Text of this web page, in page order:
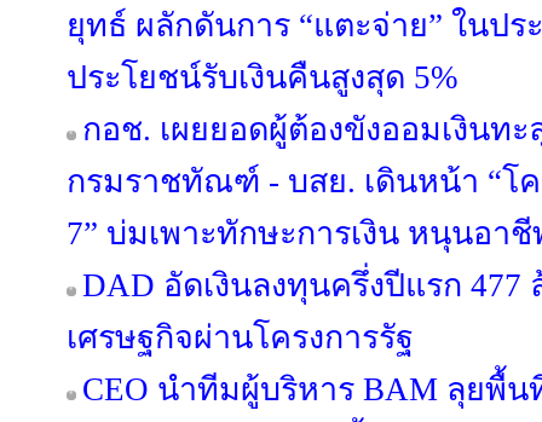
ยุทธ์ ผลักดันการ “แตะจ่าย” ในป
ประโยชน์รับเงินคืนสูงสุด 5%
กอช. เผยยอดผู้ต้องขังออมเงินท
กรมราชทัณฑ์ - บสย. เดินหน้า “โ
7” บ่มเพาะทักษะการเงิน หนุนอา
DAD อัดเงินลงทุนครึ่งปีแรก 477
เศรษฐกิจผ่านโครงการรัฐ
CEO นำทีมผู้บริหาร BAM ลุยพื้